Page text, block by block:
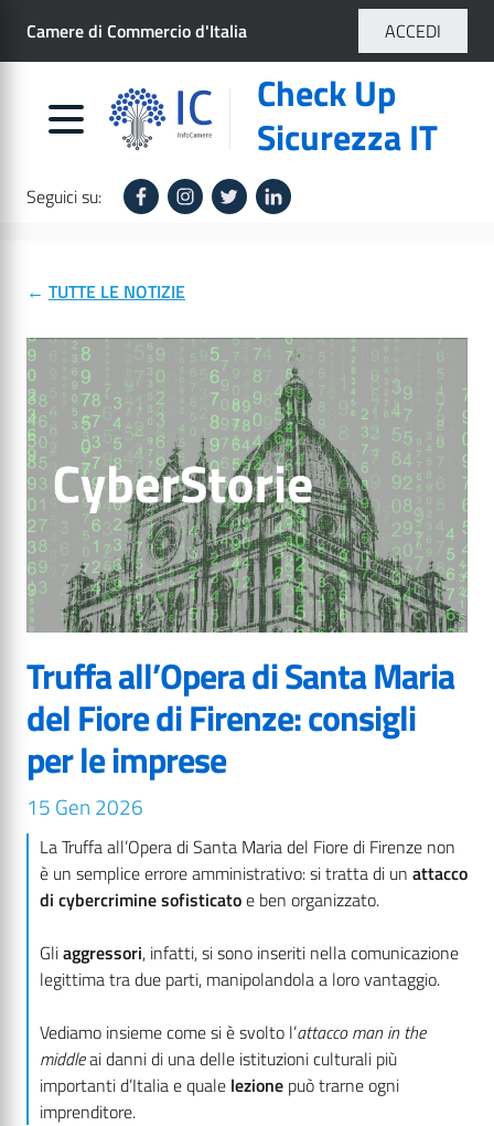
contenuto
Camere di Commercio d'Italia ACCEDI
Check Up
Sicurezza IT
Seguici su:
← TUTTE LE NOTIZIE
Truffa all’Opera di Santa Maria
del Fiore di Firenze: consigli
per le imprese
15 Gen 2026
La Truffa all’Opera di Santa Maria del Fiore di Firenze non
è un semplice errore amministrativo: si tratta di un attacco
di cybercrimine sofisticatoe ben organizzato.
Gliaggressori, infatti, si sono inseriti nella comunicazione
legittima tra due parti, manipolandola a loro vantaggio.
Vediamo insieme come si è svolto l’attacco man in the
middleai danni di una delle istituzioni culturali più
importanti d’Italia e quale lezione può trarne ogni
imprenditore.